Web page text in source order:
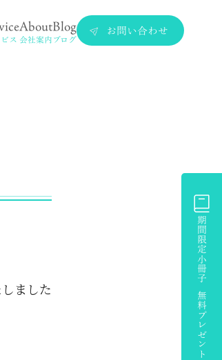
ス
About
会社案内
Blog
ブログ お問い合わせ
ました 期間限定小冊子 無料プレゼント